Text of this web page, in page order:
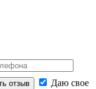
отзыв
Даю свое